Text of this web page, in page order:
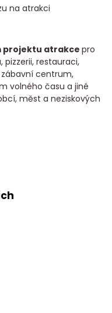
na atrakci
projektu atrakcepro
pizzerii, restauraci,
centrum,
volného času a jiné
měst a neziskových